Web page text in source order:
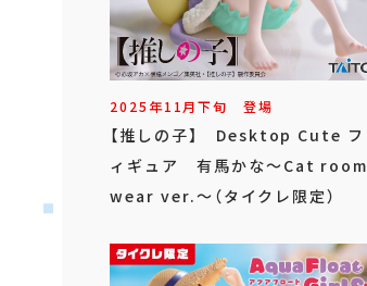
2025年11月下旬 登場
【推しの子】 Desktop Cute フ
ィギュア 有馬かな～Cat room
wear ver.～（タイクレ限定）